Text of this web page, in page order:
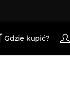
Gdzie kupić?